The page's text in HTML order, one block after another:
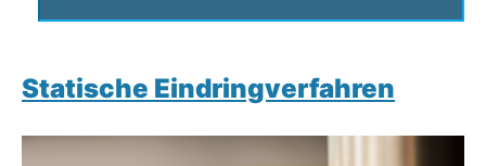
Statische Eindringverfahren